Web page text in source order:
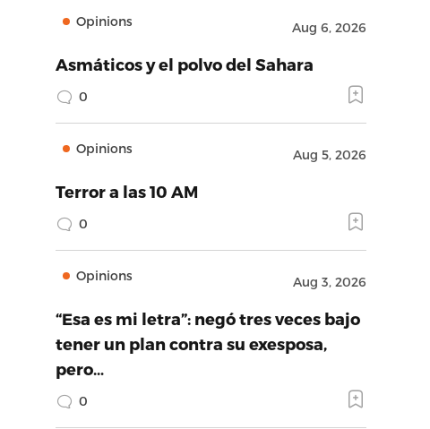
Opinions Aug 6, 2026
Asmáticos y el polvo del Sahara
0
Opinions Aug 5, 2026
Terror a las 10 AM
0
Opinions Aug 3, 2026
“Esa es mi letra”: negó tres veces bajo
tener un plan contra su exesposa,
pero…
0